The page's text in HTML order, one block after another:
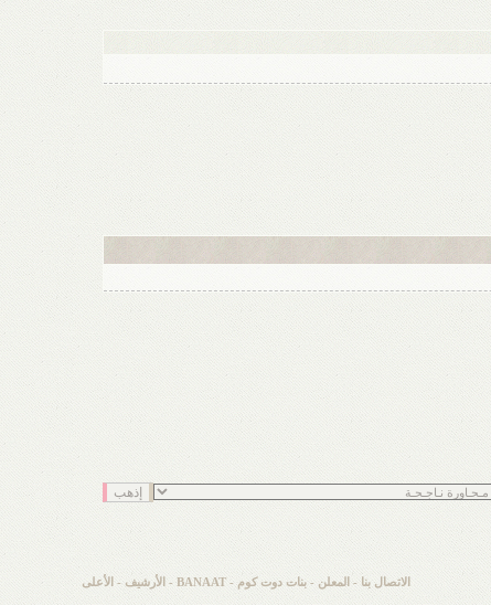
الاتصال بنا - المعلن -بنات دوت كوم - BANAAT - الأرشيف - الأعلى